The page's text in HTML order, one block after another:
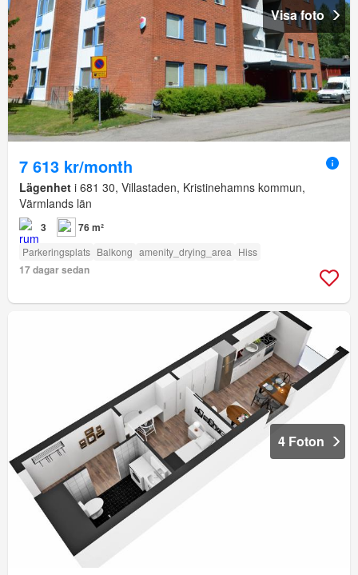
Visa foto
7 613 kr/month
Lägenhet i 681 30, Villastaden, Kristinehamns kommun,
Värmlands län
3 76 m²
Parkeringsplats Balkong amenity_drying_area Hiss
17 dagar sedan
4 Foton